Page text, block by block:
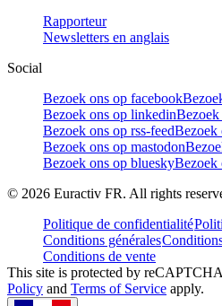
Rapporteur
Newsletters en anglais
Social
Bezoek ons op facebook
Bezoek ons op linkedin
Bezoek ons op rss-feedBezoek
Bezoek ons op mastodon
Bezoek ons op blueskyBezoek
© 2026 Euractiv FR. All rights
Politique de confidentialité
Conditions générales
Conditions de vente
This site is protected by
Policy and Terms of Service apply.